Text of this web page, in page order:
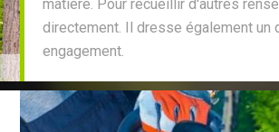
matière. Pour recueillir d'autres
directement. Il dresse également
engagement.